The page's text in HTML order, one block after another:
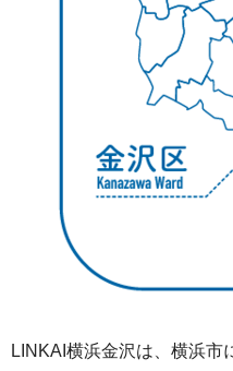
LINKAI横浜金沢は、横浜市